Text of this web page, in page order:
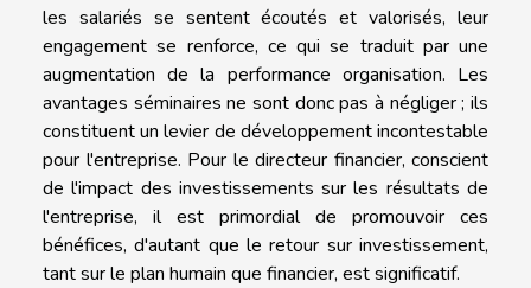
les salariés se sentent écoutés et valorisés, leur
engagement se renforce, ce qui se traduit par une
augmentation de la performance organisation. Les
avantages séminaires ne sont donc pas à négliger ; ils
constituent un levier de développement incontestable
pour l'entreprise. Pour le directeur financier, conscient
de l'impact des investissements sur les résultats de
l'entreprise, il est primordial de promouvoir ces
bénéfices, d'autant que le retour sur investissement,
tant sur le plan humain que financier, est significatif.